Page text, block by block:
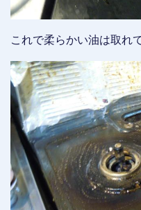
これで柔らかい油は取れ